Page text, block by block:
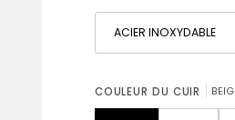
ACIER INOXYDABLE
COULEUR DU CUIR